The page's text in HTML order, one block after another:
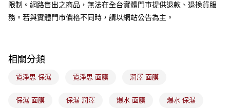
台新國際商業銀行
中國信託商業銀行
台灣樂天信用卡公司
Google Pay
相關說明
1.本服務由台灣大哥大提供，台灣大哥大用戶可立即使用無須另外申請。
流程，驗證手機門號後，選擇欲分期的期數、繳款截止日，確認付款後即完
ATM付款
運送方式
限制。網路售出之商品，無法在全台實體門市提供退款、退換貨服
務。若與實體門市價格不同時，請以網站公告為主。
相關分類
霓淨思 保濕 霓淨思 面膜 潤澤 面膜
保濕 面膜 保濕 潤澤 爆水 面膜 爆水 保濕